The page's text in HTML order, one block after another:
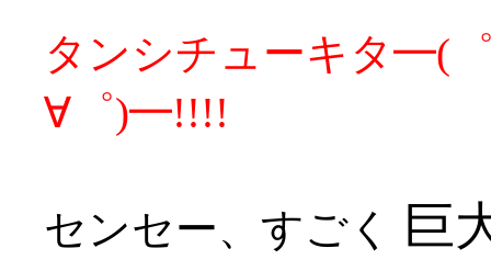
タンシチューキタ━(
∀゜)━!!!!
センセー、すごく 巨